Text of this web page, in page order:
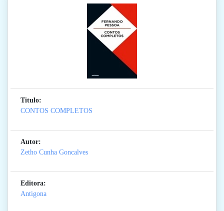
Titulo:
CONTOS COMPLETOS
Autor:
Zetho Cunha Goncalves
Editora:
Antigona